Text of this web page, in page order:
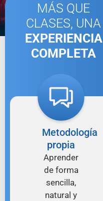
MÁS QUE
CLASES, UNA
EXPERIENCIA
COMPLETA
Metodología
propia
Aprender
de forma
sencilla,
natural y